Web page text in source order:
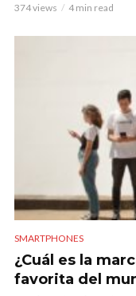
374 views 4 min read
SMARTPHONES
¿Cuál es la
favorita del